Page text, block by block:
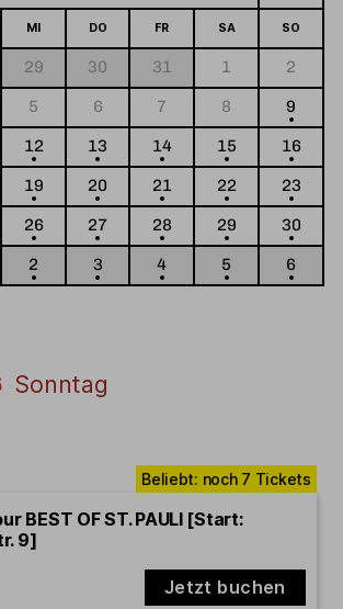
MI DO FR SA SO
29 30 31 1
2
5 6 7 8
9
12 13 14 15
16
19 20 21 22
23
26 27 28 29
30
2 3 4 5 6
Sonntag
BEST OF ST. PAULI [Start:
9]
Jetzt buchen